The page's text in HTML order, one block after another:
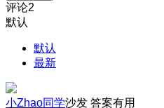
评论2
默认
默认
最新
小Zhao同学沙发 答案有用